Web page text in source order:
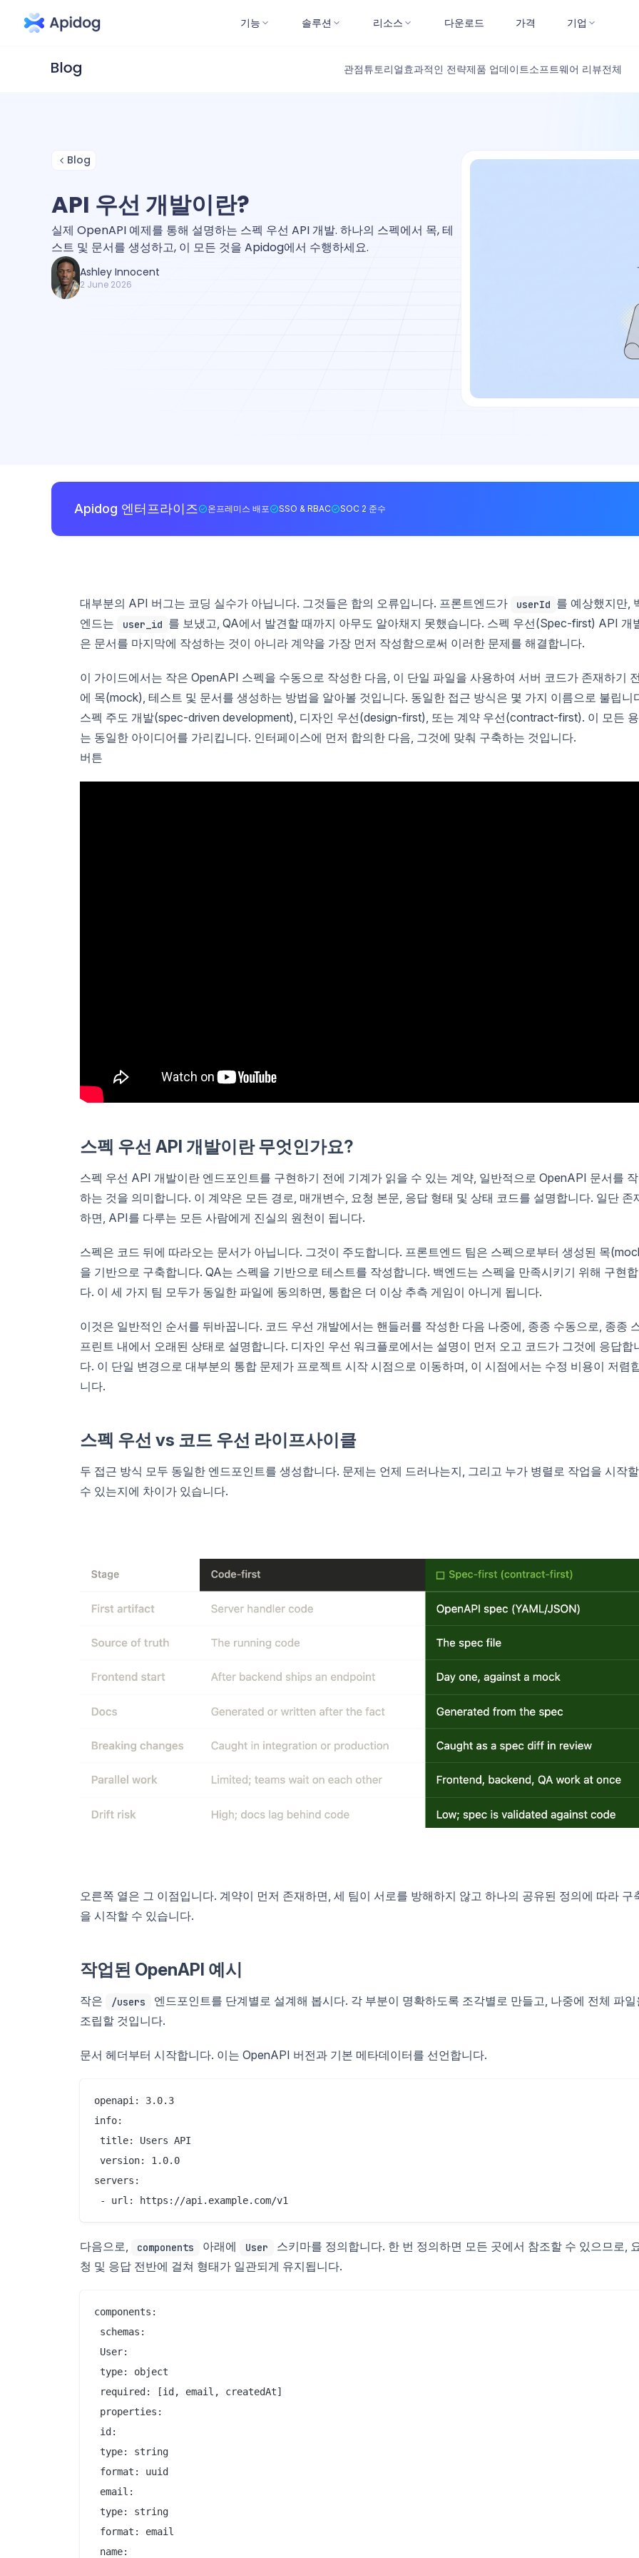
기능 솔루션 리소스 다운로드 가격 기업
관점튜토리얼효과적인 전략제품 업데이트소프트웨어 리뷰전체
Blog
API 우선 개발이란?
실제 OpenAPI 예제를 통해 설명하는 스펙 우선 API 개발. 하나의 스펙에서 목, 테
스트 및 문서를 생성하고, 이 모든 것을 Apidog에서 수행하세요.
Ashley Innocent
2 June 2026
Apidog 엔터프라이즈 온프레미스 배포 SSO & RBAC SOC 2 준수
대부분의 API 버그는 코딩 실수가 아닙니다. 그것들은 합의 오류입니다. 프론트엔드가 userId 를 예상했지만,
엔드는
user_id 를 보냈고, QA에서 발견할 때까지 아무도 알아채지 못했습니다. 스펙 우선(Spec-first) API 개
은 문서를 마지막에 작성하는 것이 아니라 계약을 가장 먼저 작성함으로써 이러한 문제를 해결합니다.
이 가이드에서는 작은 OpenAPI 스펙을 수동으로 작성한 다음, 이 단일 파일을 사용하여 서버 코드가 존재하기
에 목(mock), 테스트 및 문서를 생성하는 방법을 알아볼 것입니다. 동일한 접근 방식은 몇 가지 이름으로 불립니
스펙 주도 개발(spec-driven development), 디자인 우선(design-first), 또는 계약 우선(contract-first). 이 모든
는 동일한 아이디어를 가리킵니다. 인터페이스에 먼저 합의한 다음, 그것에 맞춰 구축하는 것입니다.
버튼
스펙 우선 API 개발이란 무엇인가요?
스펙 우선 API 개발이란 엔드포인트를 구현하기 전에 기계가 읽을 수 있는 계약, 일반적으로 OpenAPI 문서를
하는 것을 의미합니다. 이 계약은 모든 경로, 매개변수, 요청 본문, 응답 형태 및 상태 코드를 설명합니다. 일단 존
하면, API를 다루는 모든 사람에게 진실의 원천이 됩니다.
스펙은 코드 뒤에 따라오는 문서가 아닙니다. 그것이 주도합니다. 프론트엔드 팀은 스펙으로부터 생성된 목
을 기반으로 구축합니다. QA는 스펙을 기반으로 테스트를 작성합니다. 백엔드는 스펙을 만족시키기 위해 구현
다. 이 세 가지 팀 모두가 동일한 파일에 동의하면, 통합은 더 이상 추측 게임이 아니게 됩니다.
이것은 일반적인 순서를 뒤바꿉니다. 코드 우선 개발에서는 핸들러를 작성한 다음 나중에, 종종 수동으로, 종종
프린트 내에서 오래된 상태로 설명합니다. 디자인 우선 워크플로에서는 설명이 먼저 오고 코드가 그것에 응답합
다. 이 단일 변경으로 대부분의 통합 문제가 프로젝트 시작 시점으로 이동하며, 이 시점에서는 수정 비용이 저렴
니다.
스펙 우선 vs 코드 우선 라이프사이클
두 접근 방식 모두 동일한 엔드포인트를 생성합니다. 문제는 언제 드러나는지, 그리고 누가 병렬로 작업을 시작할
수 있는지에 차이가 있습니다.
오른쪽 열은 그 이점입니다. 계약이 먼저 존재하면, 세 팀이 서로를 방해하지 않고 하나의 공유된 정의에 따라 구
을 시작할 수 있습니다.
작업된 OpenAPI 예시
작은 /users
엔드포인트를 단계별로 설계해 봅시다. 각 부분이 명확하도록 조각별로 만들고, 나중에 전체 파일
조립할 것입니다.
문서 헤더부터 시작합니다. 이는 OpenAPI 버전과 기본 메타데이터를 선언합니다.
openapi: 3.0.3
info:
title: Users API
version: 1.0.0
servers:
다음으로, components 아래에 User
스키마를 정의합니다. 한 번 정의하면 모든 곳에서 참조할 수 있으므로,
청 및 응답 전반에 걸쳐 형태가 일관되게 유지됩니다.
components:
schemas:
User:
type: object
required: [id, email, createdAt]
properties:
id:
type: string
format: uuid
email:
type: string
format: email
name: